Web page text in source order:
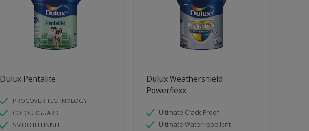
Dulux Pentalite
PROCOVER TECHNOLOGY
COLOURGUARD
SMOOTH FINISH
Dulux Weathershield
Powerflexx
Ultimate Crack Proof
Ultimate Water repellent